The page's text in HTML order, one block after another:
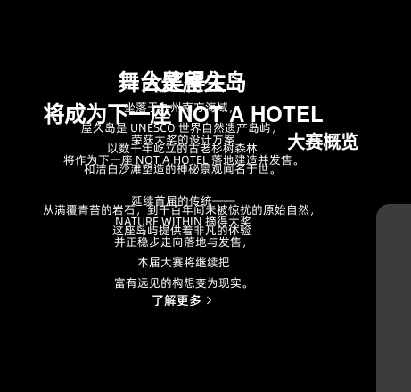
舞台是屋久岛
坐落于九州南方海域，
屋久岛是 UNESCO 世界自然遗产岛屿，
以数千年屹立的古老杉树森林
和洁白沙滩塑造的神秘景观闻名于世。
从满覆青苔的岩石，到千百年间未被惊扰的原始自然，
这座岛屿提供着非凡的体验
大奖得主
将成为下一座 NOT A HOTEL
荣获大奖的设计方案
将作为下一座 NOT A HOTEL 落地建造并发售。
延续首届的传统——
NATURE WITHIN 摘得大奖
并正稳步走向落地与发售，
本届大赛将继续把
富有远见的构想变为现实。
了解更多
大赛概览